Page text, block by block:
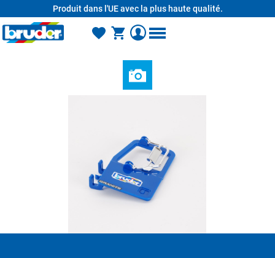
Produit dans l'UE avec la plus haute qualité.